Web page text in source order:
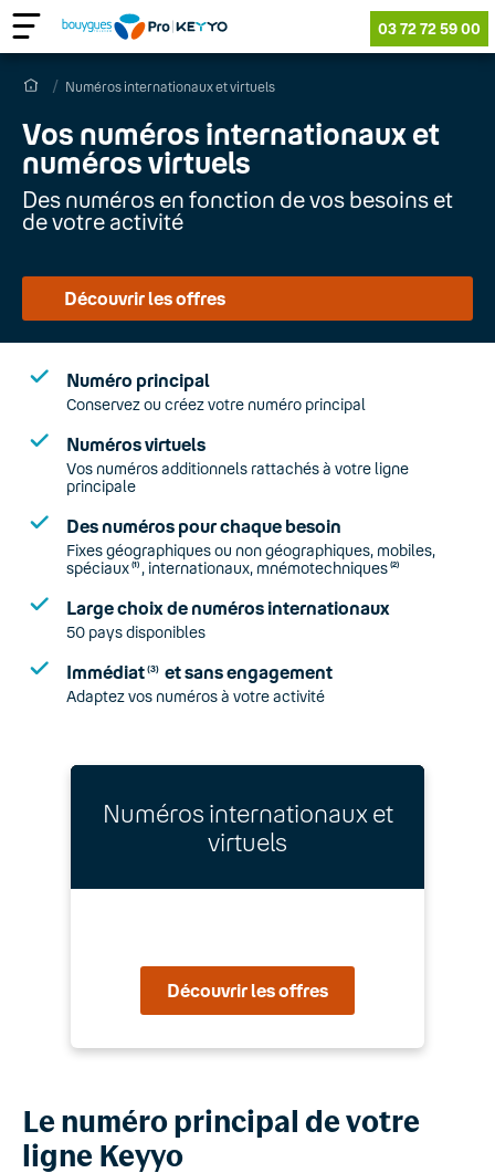
03 72 72 59 00
Numéros internationaux et virtuels
Vos numéros internationaux et
numéros virtuels
Des numéros en fonction de vos besoins et
de votre activité
Découvrir les offres
Numéro principal
Conservez ou créez votre numéro principal
Numéros virtuels
Vos numéros additionnels rattachés à votre ligne
principale
Des numéros pour chaque besoin
Fixes géographiques ou non géographiques, mobiles,
spéciaux (1) , internationaux, mnémotechniques (2)
Large choix de numéros internationaux
50 pays disponibles
Immédiat (3) et sans engagement
Adaptez vos numéros à votre activité
Numéros internationaux et
virtuels
Découvrir les offres
Le numéro principal de votre
ligne Keyyo